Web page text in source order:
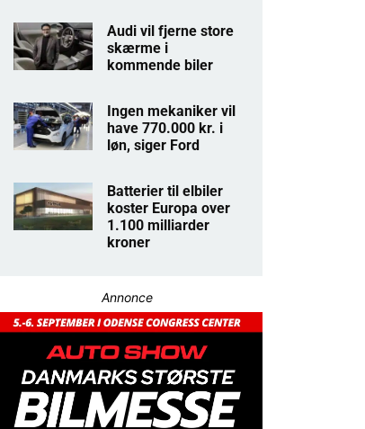
Audi vil fjerne store
skærme i
kommende biler
Ingen mekaniker vil
have 770.000 kr. i
løn, siger Ford
Batterier til elbiler
koster Europa over
1.100 milliarder
kroner
Annonce